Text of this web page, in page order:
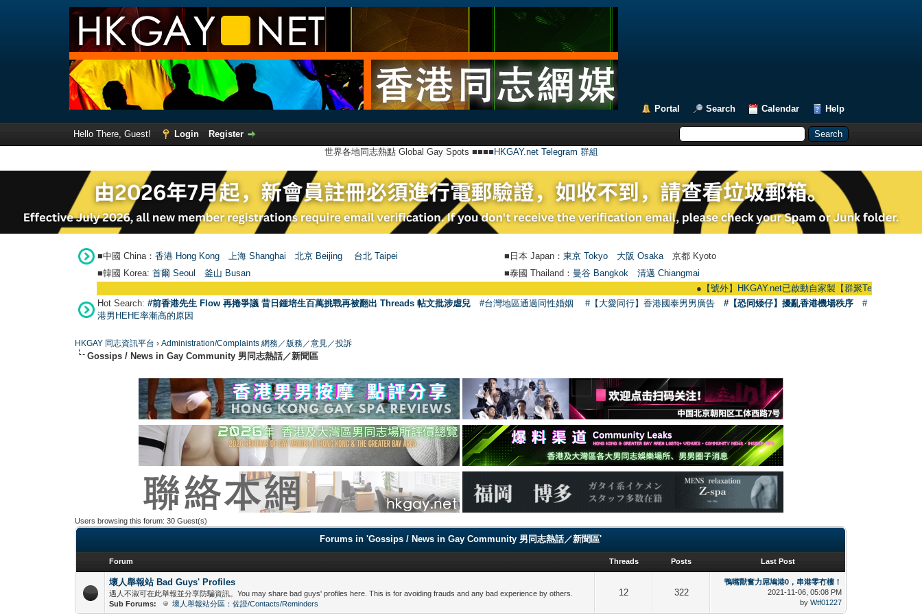
Portal Search Calendar Help
Hello There, Guest! Login
Register
世界各地同志熱點 Global Gay Spots ■■■■ HKGAY.net Telegram 群組
■中國 China： 香港 Hong Kong 上海 Shanghai 北京 Beijing 台北 Taipei ■日本 Japan： 東京 Tokyo 大阪 Osaka 京都 Kyoto
■韓國 Korea: 首爾 Seou 釜山 Busan ■泰國 Thailand： 曼谷 Bangkok
清邁 Chiangmai
【號外】HKGAY.net已啟動自家製【群聚Telegram群組】
Hot Search: #前香港先生 Flow 再捲爭議 昔日鍾培生百萬挑戰再被翻出 Threads 帖文批涉虐兒 #台灣地區通過同性婚姻 #【大愛同行】香港國泰男男廣告 #【恐同矮仔】擾亂香港機場秩序
#
港男HEHE率漸高的原因
HKGAY 同志資訊平台 ›Administration/Complaints 網務／版務／意見／投訴
Gossips / News in Gay Community 男同志熱話／新聞區
Users browsing this forum: 30 Guest(s)
Forums in 'Gossips / News in Gay Community 男同志熱話／新聞區'
Forum Threads Posts Last Post
壞人舉報站 Bad Guys' Profiles
遇人不淑可在此舉報並分享防騙資訊。You may share bad guys' profiles here. This is for avoiding frauds and any bad experience by others.
Sub Forums:
壞人舉報站分區：佐證/Contacts/Reminders
12 322
鴨嘴獸奮力屌鳩港0，串港零冇樓！
2021-11-06, 05:08 PM
byWtf01227